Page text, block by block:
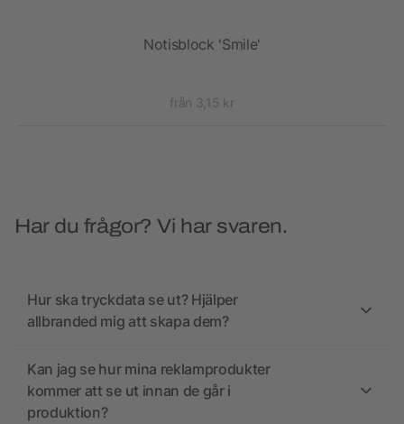
Notisblock 'Smile'
från 3,15 kr
Har du frågor? Vi har svaren.
Hur ska tryckdata se ut? Hjälper
allbranded mig att skapa dem?
Kan jag se hur mina reklamprodukter
kommer att se ut innan de går i
produktion?